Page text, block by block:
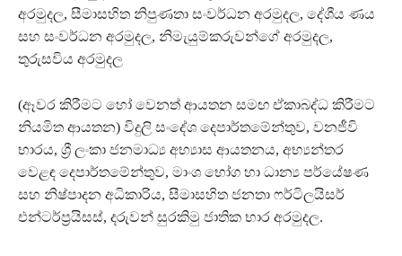
අරමුදල, සීමාසහිත නිපුණතා සංවර්ධන අරමුදල, දේශීය ණය
සහ සංවර්ධන අරමුදල, නිමැයුම්කරුවන්ගේ අරමුදල,
තුරුසවිය අරමුදල
(ඈවර කිරීමට හෝ වෙනත් ආයතන සමඟ ඒකාබද්ධ කිරීමට
නියමිත ආයතන) විදුලි සංදේශ දෙපාර්තමේන්තුව, වනජීවි
භාරය, ශ්‍රී ලංකා ජනමාධ්‍ය අභ්‍යාස ආයතනය, අභ්‍යන්තර
වෙළඳ දෙපාර්තමේන්තුව, මාංශ භෝග හා ධාන්‍ය පර්යේෂණ
සහ නිෂ්පාදන අධිකාරිය, සීමාසහිත ජනතා ෆර්ටිලයිසර්
එන්ටර්ප්‍රයිසස්, දරුවන් සුරකිමු ජාතික භාර අරමුදල.